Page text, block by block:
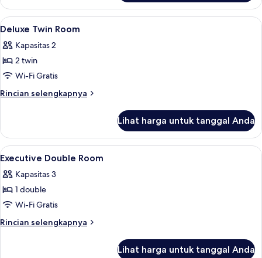
Deluxe
Double
Room
Lihat
semua
foto
untuk
Deluxe
Twin
Minibar, meja kerja, setrika/meja
6
Deluxe Twin Room
Kapasitas 2
2 twin
Wi-Fi Gratis
Rincian selengkapnya
Rincian
Deluxe
Twin
Room
Lihat harga untuk tanggal Anda
Lihat
semua
foto
untuk
Executive
Double
Minibar, meja kerja, setrika/meja
9
Executive Double Room
Kapasitas 3
1 double
Wi-Fi Gratis
Rincian selengkapnya
Rincian
Lihat harga untuk tanggal Anda